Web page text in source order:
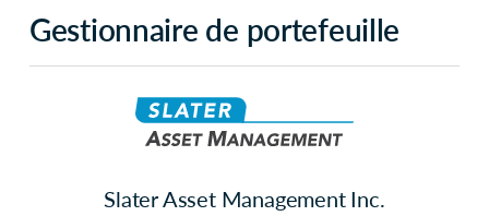
Gestionnaire de portefeuille
Slater Asset Management Inc.